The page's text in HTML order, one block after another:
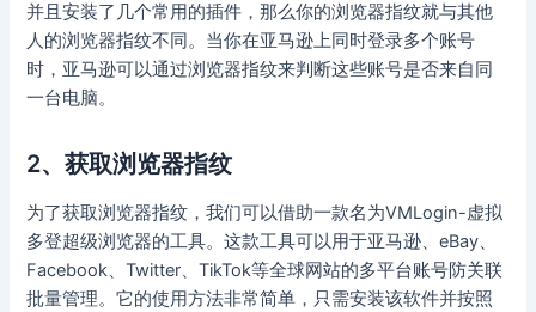
并且安装了几个常用的插件，那么你的浏览器指纹就与其他
人的浏览器指纹不同。当你在亚马逊上同时登录多个账号
时，亚马逊可以通过浏览器指纹来判断这些账号是否来自同
一台电脑。
2、获取浏览器指纹
为了获取浏览器指纹，我们可以借助一款名为VMLogin-虚拟
多登超级浏览器的工具。这款工具可以用于亚马逊、eBay、
Facebook、Twitter、TikTok等全球网站的多平台账号防关联
批量管理。它的使用方法非常简单，只需安装该软件并按照